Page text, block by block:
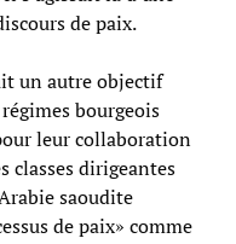
de paix.
un autre objectif
bourgeois
leur collaboration
classes dirigeantes
saoudite
de paix» comme